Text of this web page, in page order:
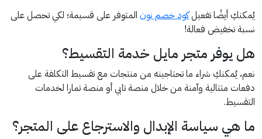
يُمكنكِ أيضًا تفعيلكود خصم نون المتوفر على قسيمة؛ لكي تحصل على
نسبة تخفيض فعالة!
هل يوفر متجر مايل خدمة التقسيط؟
نعم، يُمكنكِ شراء ما تحتاجينه من منتجات مع تقسيط التكلفة على
دفعات متتالية وآمنة من خلال منصة تابي أو منصة تمارا لخدمات
التقسيط.
ما هي سياسة الإبدال والاسترجاع على المتجر؟